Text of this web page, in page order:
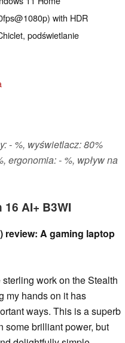
with HDR
podświetlanie
- %, wyświetlacz: 80%
ergonomia: - %, wpływ na
AI+ B3WI
review: A gaming laptop
work on the Stealth
my hands on it has
ways. This is a superb
some brilliant power, but